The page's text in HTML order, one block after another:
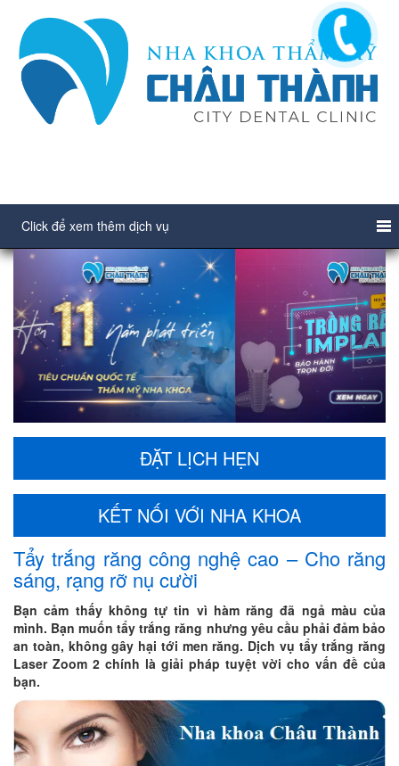
Click để xem thêm dịch vụ
ĐẶT LỊCH HẸN
KẾT NỐI VỚI NHA KHOA
Tẩy trắng răng công nghệ cao – Cho răng
sáng, rạng rỡ nụ cười
Bạn cảm thấy không tự tin vì hàm răng đã ngả màu của
mình. Bạn muốn tẩy trắng răng nhưng yêu cầu phải đảm bảo
an toàn, không gây hại tới men răng. Dịch vụ tẩy trắng răng
Laser Zoom 2 chính là giải pháp tuyệt vời cho vấn đề của
bạn.